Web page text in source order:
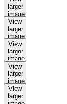
larger
image
View
larger
image
View
larger
image
View
larger
image
View
larger